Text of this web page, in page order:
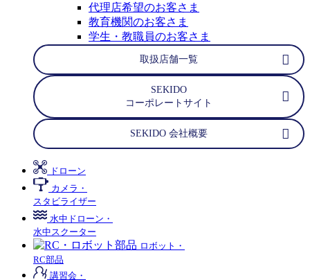
代理店希望のお客さま
教育機関のお客さま
学生・教職員のお客さま
取扱店舗一覧
SEKIDO
コーポレートサイト
SEKIDO 会社概要
ドローン
カメラ・
スタビライザー
水中ドローン・
水中スクーター
ロボット・
RC部品
講習会・